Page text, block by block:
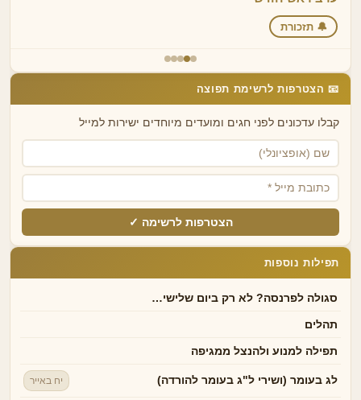
🔔 תזכורת
📧 הצטרפות לרשימת תפוצה
קבלו עדכונים לפני חגים ומועדים מיוחדים ישירות למייל
הצטרפות לרשימה ✓
תפילות נוספות
סגולה לפרנסה? לא רק ביום שלישי…
תהלים
תפילה למנוע ולהנצל ממגיפה
לג בעומר (ושירי ל"ג בעומר להורדה) יח באייר